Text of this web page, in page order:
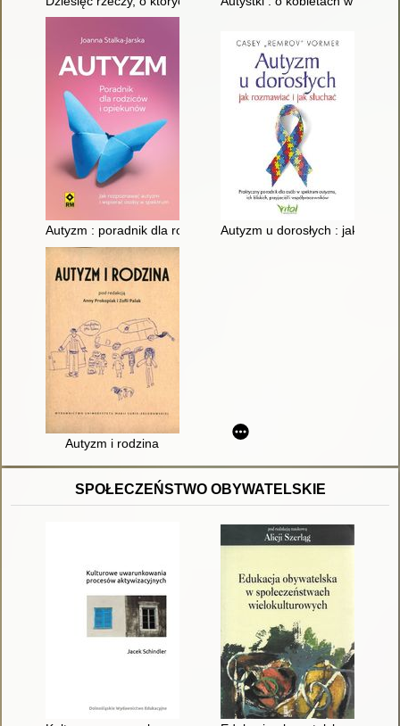
Autyzm : poradnik dla rodziców i opiekunówAutyzm u dorosłych : jak
Autyzm i rodzina
SPOŁECZEŃSTWO OBYWATELSKIE